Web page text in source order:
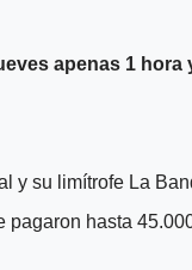
apenas 1 hora
y su limítrofe La
hasta